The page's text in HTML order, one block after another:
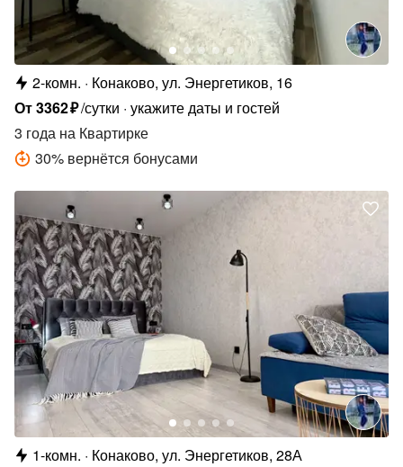
2-комн.
Конаково, ул. Энергетиков, 16
От3362₽/сутки укажите даты и гостей
3 года на Квартирке
30% вернётся бонусами
1-комн.
Конаково, ул. Энергетиков, 28А